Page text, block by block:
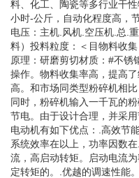
料、化工、陶瓷等多行业干
小时-公斤，自动化程度高，
电压：主机.风机.空压机.总.
料）投料粒度：＜目物料收
原理：研磨剪切材质：#不锈
操作。物料收集率高，提高
高。和市场同类型粉碎机相
同时，粉碎机输入一千瓦的
节电。由于设计合理，并采
电动机有如下优点：.高效节
系统效率在以上，功率因数
流，高启动转矩。启动电流
定转矩的。.优越的调速性能